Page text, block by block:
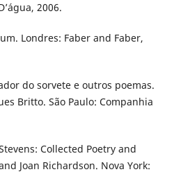
2006.
Londres: Faber and Faber,
do sorvete e outros poemas.
Britto. São Paulo: Companhia
Collected Poetry and
Joan Richardson. Nova York: